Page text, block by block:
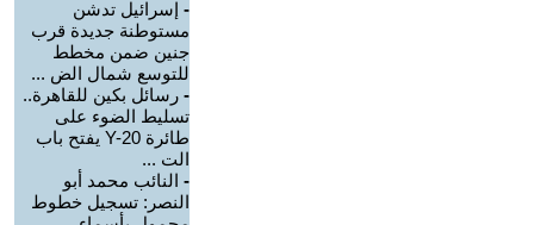
- إسرائيل تدشن
مستوطنة جديدة قرب
جنين ضمن مخطط
للتوسع شمال الض ...
- رسائل بكين للقاهرة..
تسليط الضوء على
طائرة Y-20 يفتح باب
الت ...
- النائب محمد أبو
النصر: تسجيل خطوط